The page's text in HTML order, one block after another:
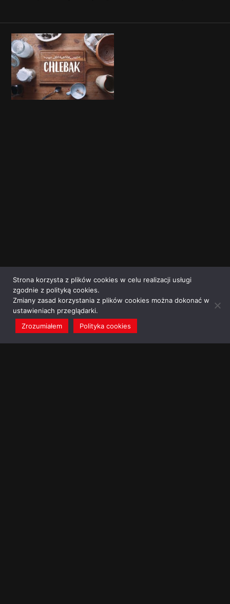
Strona korzysta z plików cookies w celu realizacji usługi
zgodnie z polityką cookies.
Zmiany zasad korzystania z plików cookies można dokonać w
ustawieniach przeglądarki.
Zrozumiałem
Polityka cookies